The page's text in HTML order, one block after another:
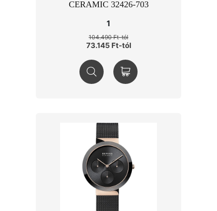
CERAMIC 32426-703
1
104.490 Ft-tól
73.145 Ft-tól